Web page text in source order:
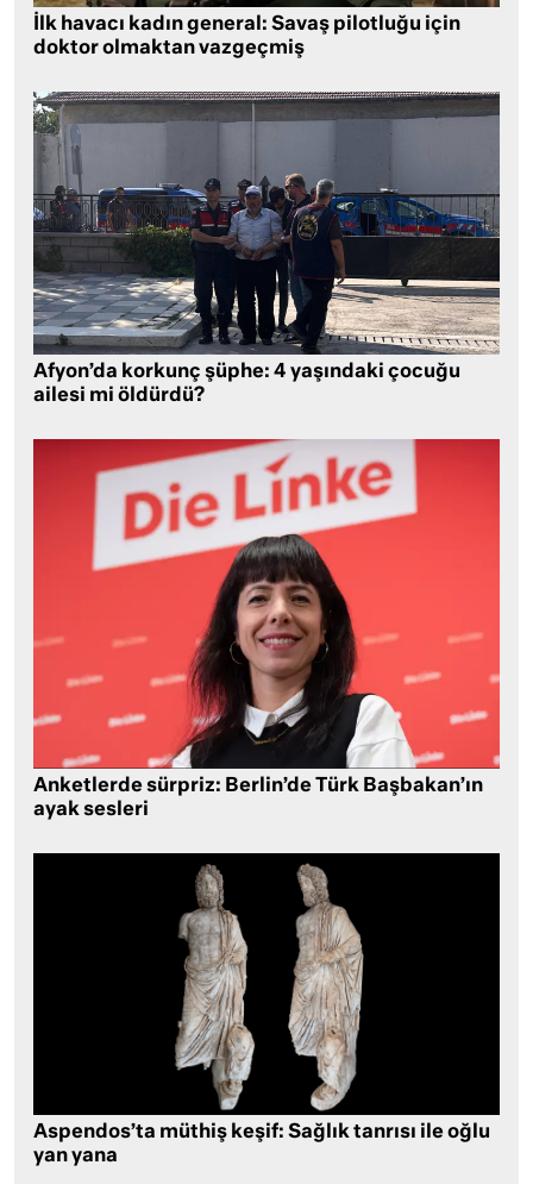
İlk havacı kadın general: Savaş pilotluğu için
doktor olmaktan vazgeçmiş
Afyon’da korkunç şüphe: 4 yaşındaki çocuğu
ailesi mi öldürdü?
Anketlerde sürpriz: Berlin’de Türk Başbakan’ın
ayak sesleri
Aspendos’ta müthiş keşif: Sağlık tanrısı ile oğlu
yan yana